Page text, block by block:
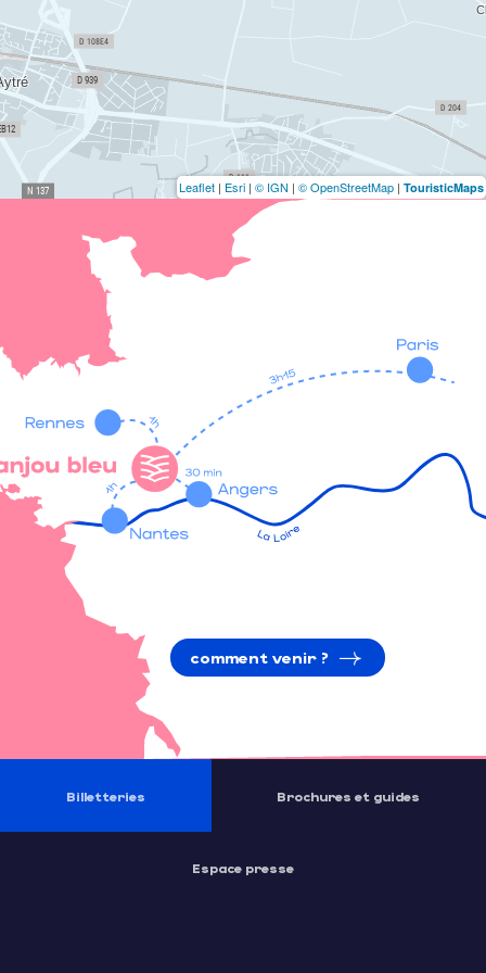
Leaflet | Esri | © IGN | © OpenStreetMap | TouristicMaps
comment venir ?
Billetteries Brochures et guides
Espace presse